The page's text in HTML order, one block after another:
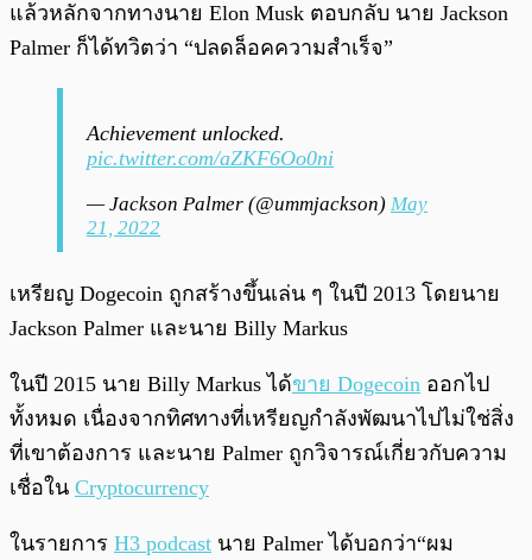
แล้วหลักจากทางนาย Elon Musk ตอบกลับ นาย Jackson
Palmer ก็ได้ทวิตว่า “ปลดล็อคความสำเร็จ”
Achievement unlocked.
pic.twitter.com/aZKF6Oo0ni
— Jackson Palmer (@ummjackson) May
21, 2022
เหรียญ Dogecoin ถูกสร้างขึ้นเล่น ๆ ในปี 2013 โดยนาย
Jackson Palmer และนาย Billy Markus
ในปี 2015 นาย Billy Markus ได้ขาย Dogecoin ออกไป
ทั้งหมด เนื่องจากทิศทางที่เหรียญกำลังพัฒนาไปไม่ใช่สิ่ง
ที่เขาต้องการ และนาย Palmer ถูกวิจารณ์เกี่ยวกับความ
เชื่อใน Cryptocurrency
ในรายการ H3 podcast นาย Palmer ได้บอกว่า“ผม